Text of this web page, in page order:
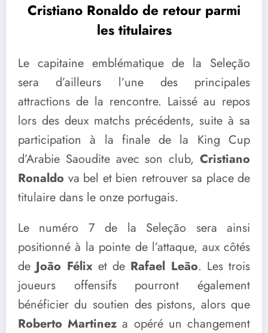
Cristiano Ronaldo de retour parmi
les titulaires
Le capitaine emblématique de la Seleção
sera d’ailleurs l’une des principales
attractions de la rencontre. Laissé au repos
lors des deux matchs précédents, suite à sa
participation à la finale de la King Cup
d’Arabie Saoudite avec son club, Cristiano
Ronaldo va bel et bien retrouver sa place de
titulaire dans le onze portugais.
Le numéro 7 de la Seleção sera ainsi
positionné à la pointe de l’attaque, aux côtés
de João Félixet de Rafael Leão. Les trois
joueurs offensifs pourront également
bénéficier du soutien des pistons, alors que
Roberto Martinez a opéré un changement